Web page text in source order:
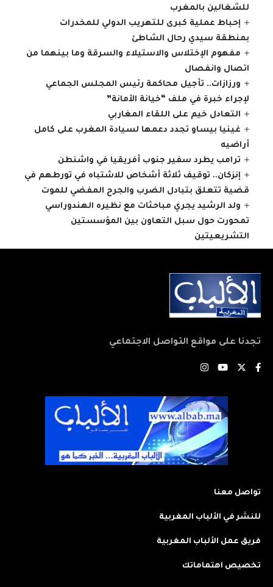
للشغالين بالمغرب
إحباط عملية كبرى للتهريب الدولي للمخدرات
بمنطقة سيدي رحال الشاطئ
مفهوم الإختلاس والاستيلاء والسرقة وما بينهما من
اتصال وانفصال
ورزازات.. تأجيل محاكمة رئيس المجلس الجماعي
لإجراء خبرة في ملف “خيانة الأمانة”
التعادل خيم على اللقاء المغاربي
غينيا بيساو تجدد دعمها لسيادة المغرب على كامل
أراضيه
ترامب يطرد سفير جنوب أفريقيا في واشنطن
إنزكان.. توقيف ثلاثة أشخاص للاشتباه في تورطهم في
قضية تتعلق بتبادل الضرب والجرح المفضي للموت
ولد الرشيد يجري مباحثات مع نظيره الهندوراسي
تمحورت حول سبل التعاون بين المؤسستين
التشريعيتين
تجدنا على مواقع التواصل الاجتماعي
تواصل معنا
للنشر في الألباب المغربية
فريق عمل الألباب المغربية
تخصيص اهتماماتك